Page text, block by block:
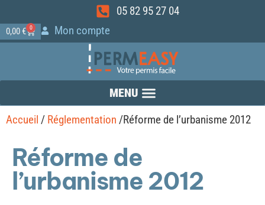
05 82 95 27 04
0,00€ 0 Mon compte
Accueil / Réglementation /Réforme de l’urbanisme 2012
Réforme de
l’urbanisme 2012